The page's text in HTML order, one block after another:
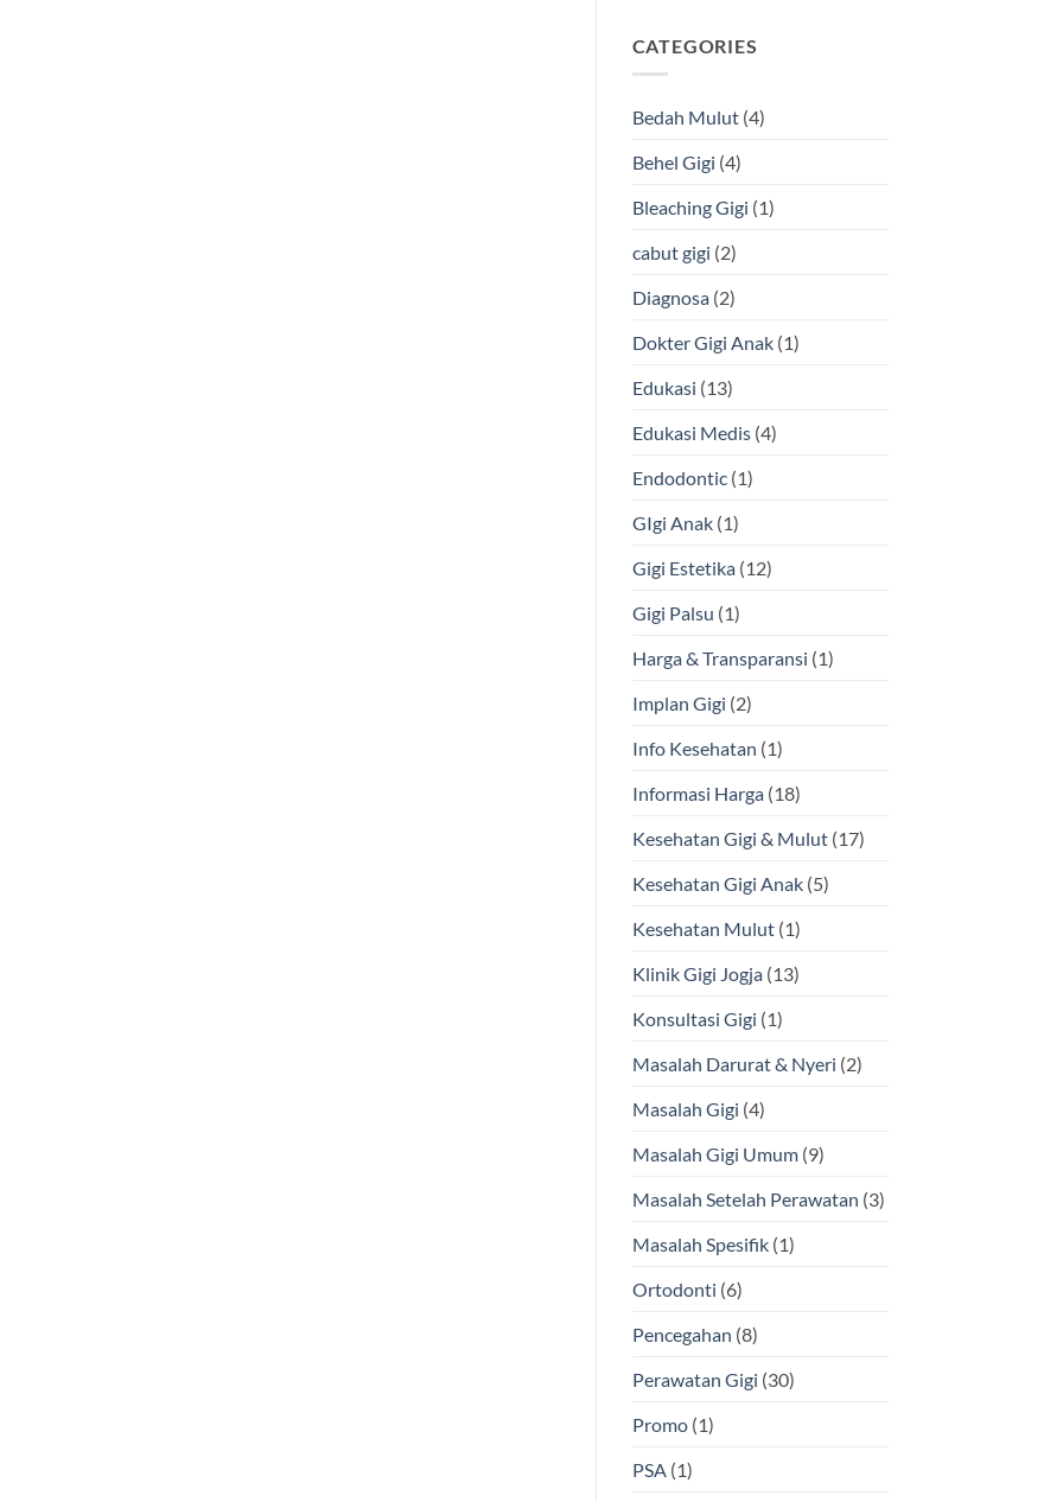
CATEGORIES
Bedah Mulut(4)
Behel Gigi (4)
Bleaching Gigi (1)
cabut gigi (2)
Diagnosa(2)
Dokter Gigi Anak(1)
Edukasi (13)
Edukasi Medis(4)
Endodontic(1)
GIgi Anak(1)
Gigi Estetika(12)
Gigi Palsu (1)
Harga & Transparansi (1)
Implan Gigi (2)
Info Kesehatan (1)
Informasi Harga(18)
Kesehatan Gigi & Mulut(17)
Kesehatan Gigi Anak(5)
Kesehatan Mulut(1)
Klinik Gigi Jogja(13)
Konsultasi Gigi (1)
Masalah Darurat & Nyeri (2)
Masalah Gigi (4)
Masalah Gigi Umum(9)
Masalah Setelah Perawatan (3)
Masalah Spesifik(1)
Ortodonti (6)
Pencegahan (8)
Perawatan Gigi (30)
Promo(1)
PSA(1)